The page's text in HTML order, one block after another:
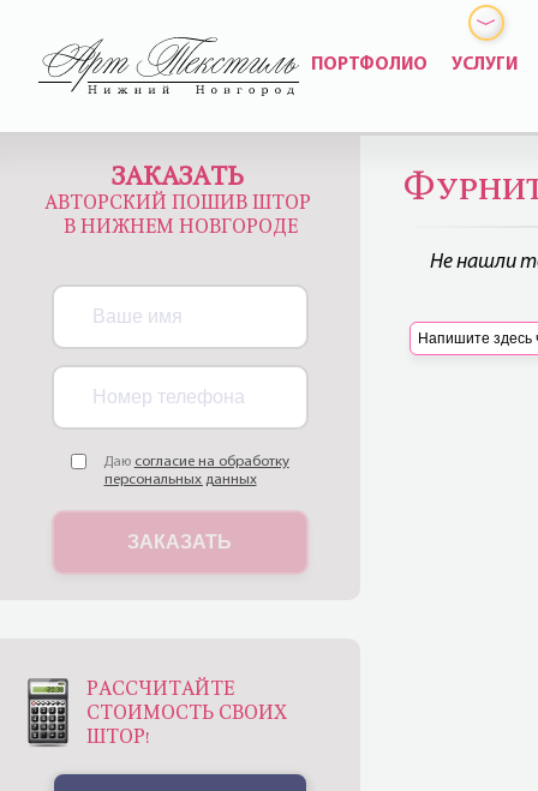
ПОРТФОЛИО УСЛУГИ
Не нашли
ЗАКАЗАТЬ
АВТОРСКИЙ ПОШИВ ШТОР
В НИЖНЕМ НОВГОРОДЕ
Даю согласие на обработку
персональных данных
ЗАКАЗАТЬ
РАССЧИТАЙТЕ
СТОИМОСТЬ СВОИХ
ШТОР!